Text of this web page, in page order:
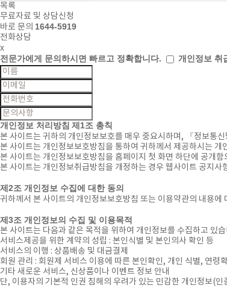
목록
무료자료 및 상담신청
바로 문의 1644-5919
전화상담
x
전문가에게 문의하시면 빠르고 정확합니다. 개인정보 취
개인정보 처리방침 제1조 총칙
본 사이트는 귀하의 개인정보보호를 매우 중요시하며, 『정보통
본 사이트는 개인정보보호방침을 통하여 귀하께서 제공하시는
본 사이트는 개인정보보호방침을 홈페이지 첫 화면 하단에 공개
본 사이트는 개인정보취급방침을 개정하는 경우 웹사이트 공지
제2조 개인정보 수집에 대한 동의
귀하께서 본 사이트의 개인정보보호방침 또는 이용약관의 내용
제3조 개인정보의 수집 및 이용목적
본 사이트는 다음과 같은 목적을 위하여 개인정보를 수집하고 있습
서비스제공을 위한 계약의 성립 : 본인식별 및 본인의사 확인 등
서비스의 이행 : 상품배송 및 대금결제
회원 관리 : 회원제 서비스 이용에 따른 본인확인, 개인 식별, 연령
기타 새로운 서비스, 신상품이나 이벤트 정보 안내
단, 이용자의 기본적 인권 침해의 우려가 있는 민감한 개인정보(